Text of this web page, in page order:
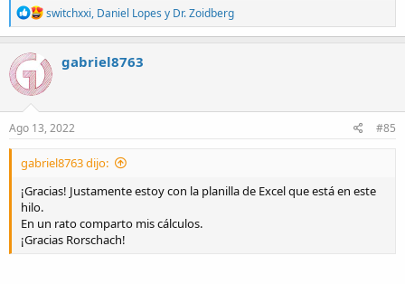
R
e
a
t
i
n
switchxxi, Daniel Lopes y Dr. Zoidberg
gabriel8763
Ago 13, 2022 #85
gabriel8763 dijo:
¡Gracias! Justamente estoy con la planilla de Excel que está en este
hilo.
En un rato comparto mis cálculos.
¡Gracias Rorschach!